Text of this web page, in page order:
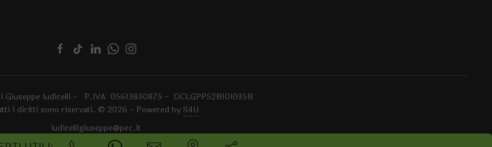
Giuseppe Iudicelli - P.IVA 05613830875 - DCLGPP52B10I035B
i diritti sono riservati. © 2026 - Powered by S4U
iudicelligiuseppe@pec.it